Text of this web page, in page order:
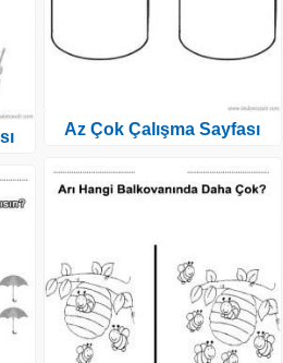
Az Çok Çalışma Sayfası